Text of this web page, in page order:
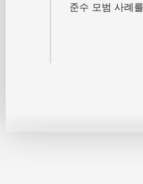
준수 모범 사례